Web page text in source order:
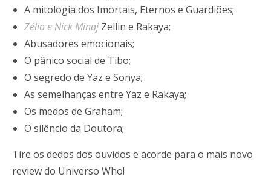
A mitologia dos Imortais, Eternos e Guardiões;
Zélio e Nick Minaj Zellin e Rakaya;
Abusadores emocionais;
O pânico social de Tibo;
O segredo de Yaz e Sonya;
As semelhanças entre Yaz e Rakaya;
Os medos de Graham;
O silêncio da Doutora;
Tire os dedos dos ouvidos e acorde para o mais novo
review do Universo Who!